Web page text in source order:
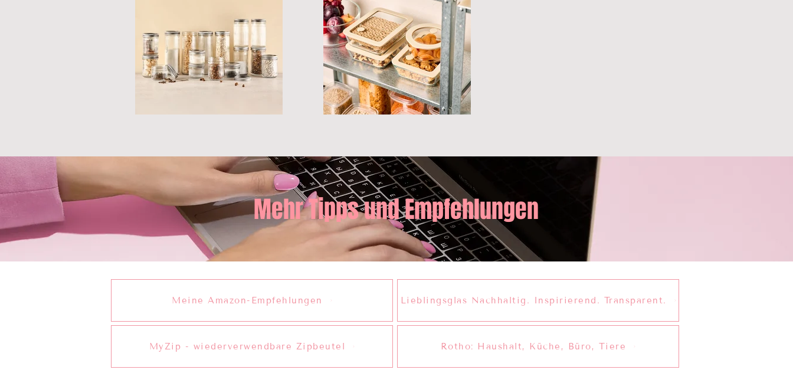
Mehr Tipps und Empfehlungen
Meine Amazon-Empfehlungen Lieblingsglas Nachhaltig. Inspirierend. Transparent.
MyZip - wiederverwendbare Zipbeutel Rotho: Haushalt, Küche, Büro, Tiere